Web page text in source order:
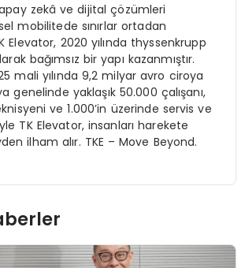
zekâ ve dijital çözümleri
mobilitede sınırlar ortadan
Elevator, 2020 yılında thyssenkrupp
bağımsız bir yapı kazanmıştır.
mali yılında 9,2 milyar avro ciroya
genelinde yaklaşık 50.000 çalışanı,
ve 1.000’in üzerinde servis ve
TK Elevator, insanları harekete
ilham alır. TKE – Move Beyond.